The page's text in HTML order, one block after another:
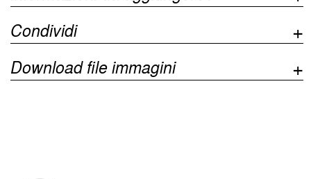
Condividi
Download file immagini